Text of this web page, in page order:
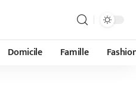
Domicile Famille